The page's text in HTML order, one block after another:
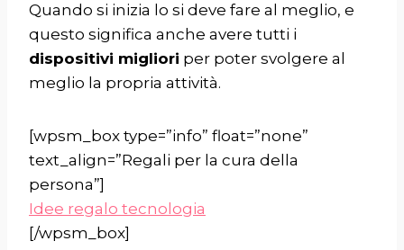
Quando si inizia lo si deve fare al meglio, e
questo significa anche avere tutti i
dispositivi migliori per poter svolgere al
meglio la propria attività.
[wpsm_box type=”info” float=”none”
text_align=”Regali per la cura della
persona”]
Idee regalo tecnologia
[/wpsm_box]